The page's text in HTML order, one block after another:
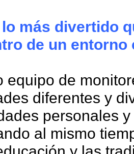
más divertido
de un
equipo de
diferentes y
personales
al mismo